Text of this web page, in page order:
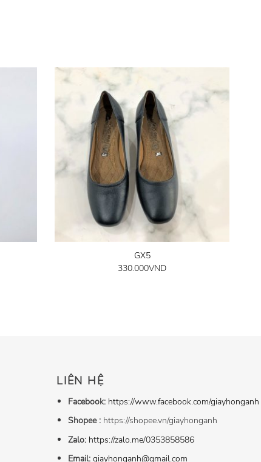
GX5
330.000VND
LIÊN HỆ
Facebook: https://www.facebook.com/giayhonganh
Shopee : https://shopee.vn/giayhonganh
Zalo: https://zalo.me/0353858586
Email: giayhonganh@gmail.com